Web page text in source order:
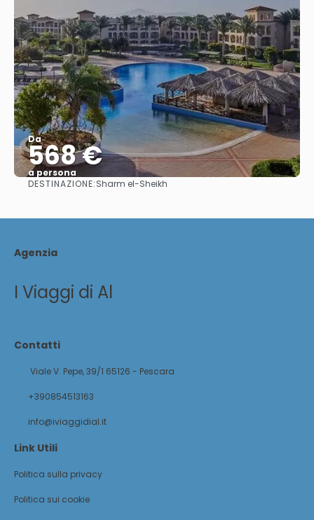
Da
568 €
a persona
Vedere
DESTINAZIONE:Sharm el-Sheikh
Agenzia
I Viaggi di Al
Contatti
Viale V. Pepe, 39/1 65126 - Pescara
+390854513163
info@iviaggidial.it
Link Utili
Politica sulla privacy
Politica sui cookie